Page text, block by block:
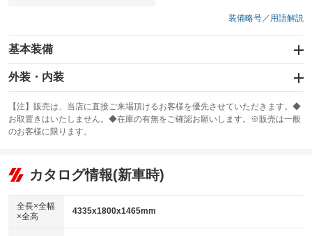
装備略号／用語解説
基本装備
エアバッグ：運転席/助手席/サイド
：装備あり
：装備なし
サンルーフ
：装備なし ABS
リフトアップ
：装備なし
：装備なし
パワーウィンドウ
外装・内装
カーナビ：HDDナビ
：装備あり
TV
：装備なし
ビジュアル
：装備なし
：装備あり
革シート
【注】販売は、当店に直接ご来場頂けるお客様を優先させていただきます。◆
お取置きはいたしません。◆在庫の有無をご確認お願いします。※販売は一般
のお客様に限ります。
カタログ情報(新車時)
全長×全幅
×全高
4335x1800x1465mm